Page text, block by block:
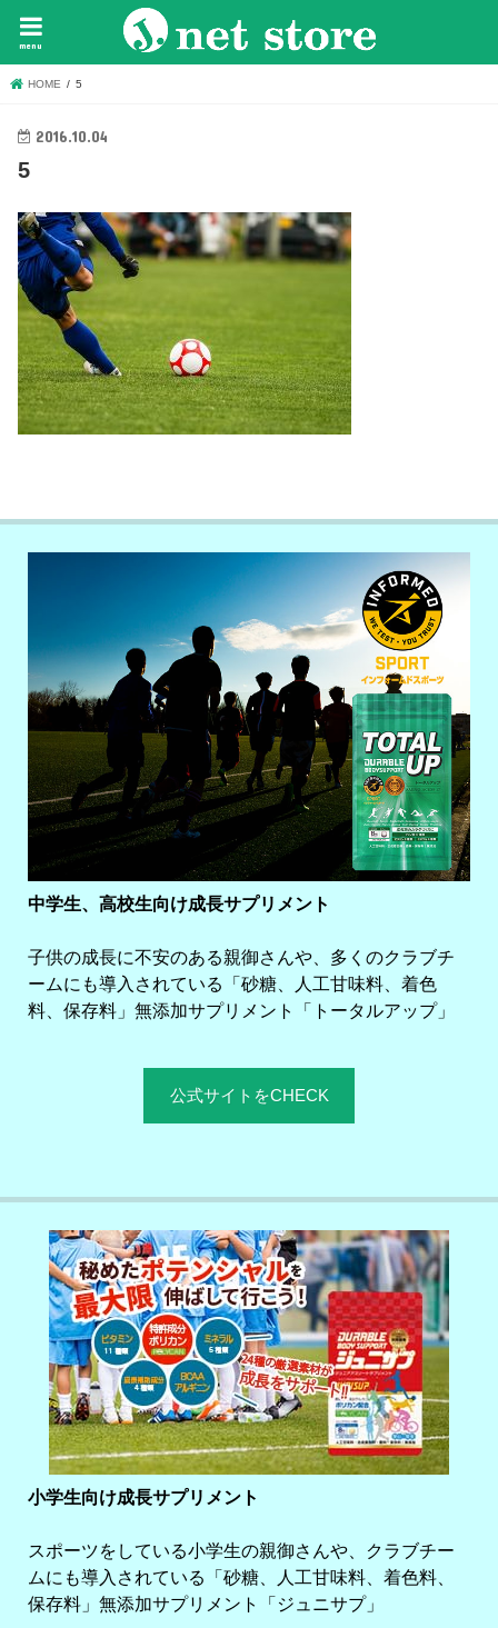
menu
HOME 5
2016.10.04
5
中学生、高校生向け成長サプリメント
子供の成長に不安のある親御さんや、多くのクラブチ
ームにも導入されている「砂糖、人工甘味料、着色
料、保存料」無添加サプリメント「トータルアップ」
公式サイトをCHECK
小学生向け成長サプリメント
スポーツをしている小学生の親御さんや、クラブチー
ムにも導入されている「砂糖、人工甘味料、着色料、
保存料」無添加サプリメント「ジュニサプ」